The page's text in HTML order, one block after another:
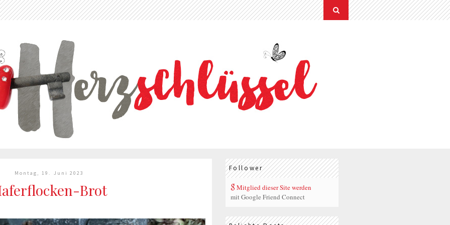
Montag, 19. Juni 2023
Brot
Follower
Mitglied dieser Site werden
mit Google Friend Connect